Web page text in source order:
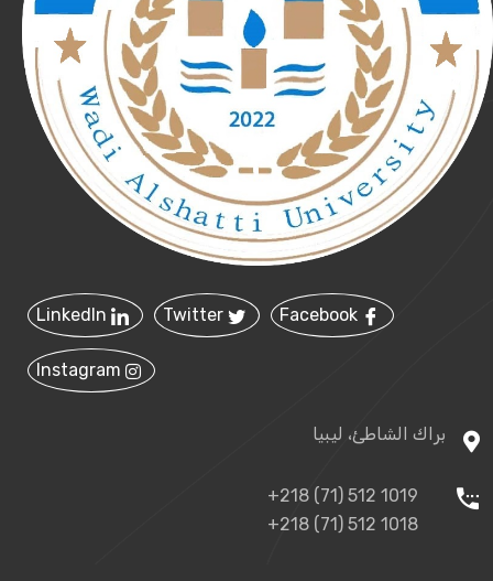
براك الشاطئ، ليبيا
+218 (71) 512 1019
+218 (71) 512 1018